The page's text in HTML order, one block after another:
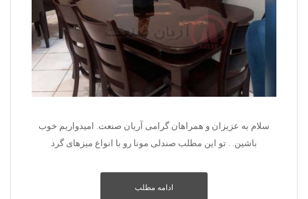
سلام به عزیزان و همراهان گرامی آریان صنعت. امیدواریم خوب
باشین. . تو این مطلب صندلی مونا رو با انواع میزهای گرد
ادامه مطلب